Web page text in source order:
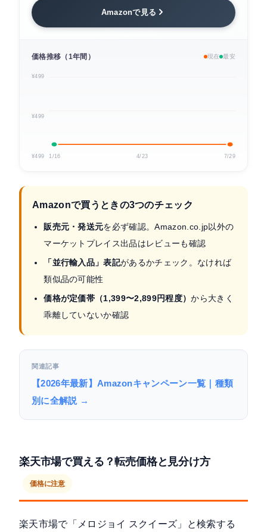
Amazonで見る
価格推移（1年間） 現在 最安
¥499
¥499
¥499 1/16 4/23 7/29
Amazonで買うときの3つのチェック
販売元・発送元を必ず確認。Amazon.co.jp以外の
マーケットプレイス出品はレビューも確認
「並行輸入品」表記があるかチェック。なければ
類似品の可能性
価格が定価帯（1,399〜2,899円程度）から大きく
乖離していないか確認
関連記事
【2026年最新】Amazonキャンペーン一覧｜種類
別に全解説 →
楽天市場で買える？転売価格と見分け方
価格に注意
楽天市場で「メロジョイ スクイーズ」と検索する